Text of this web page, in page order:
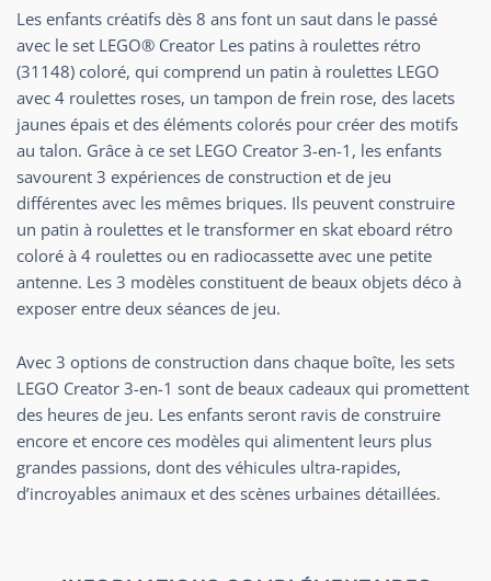
Les enfants créatifs dès 8 ans font un saut dans le passé
avec le set LEGO® Creator Les patins à roulettes rétro
(31148) coloré, qui comprend un patin à roulettes LEGO
avec 4 roulettes roses, un tampon de frein rose, des lacets
jaunes épais et des éléments colorés pour créer des motifs
au talon. Grâce à ce set LEGO Creator 3-en-1, les enfants
savourent 3 expériences de construction et de jeu
différentes avec les mêmes briques. Ils peuvent construire
un patin à roulettes et le transformer en skat eboard rétro
coloré à 4 roulettes ou en radiocassette avec une petite
antenne. Les 3 modèles constituent de beaux objets déco à
exposer entre deux séances de jeu.
Avec 3 options de construction dans chaque boîte, les sets
LEGO Creator 3-en-1 sont de beaux cadeaux qui promettent
des heures de jeu. Les enfants seront ravis de construire
encore et encore ces modèles qui alimentent leurs plus
grandes passions, dont des véhicules ultra-rapides,
d’incroyables animaux et des scènes urbaines détaillées.